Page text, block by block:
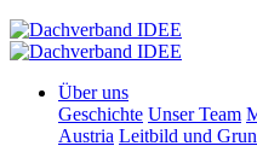
Über uns
Geschichte Unser Team
Austria Leitbild und